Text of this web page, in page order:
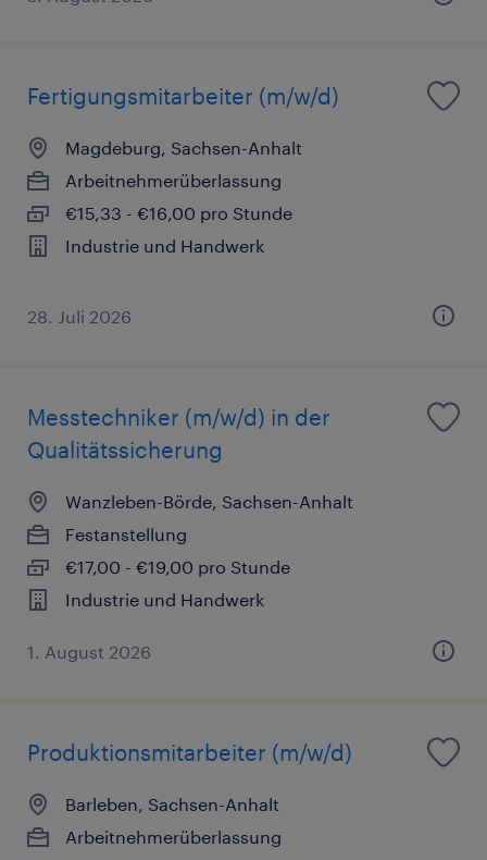
Fertigungsmitarbeiter (m/w/d)
Magdeburg, Sachsen-Anhalt
Arbeitnehmerüberlassung
€15,33 - €16,00 pro Stunde
Industrie und Handwerk
28. Juli 2026
Messtechniker (m/w/d) in der
Qualitätssicherung
Wanzleben-Börde, Sachsen-Anhalt
Festanstellung
€17,00 - €19,00 pro Stunde
Industrie und Handwerk
1. August 2026
Produktionsmitarbeiter (m/w/d)
Barleben, Sachsen-Anhalt
Arbeitnehmerüberlassung